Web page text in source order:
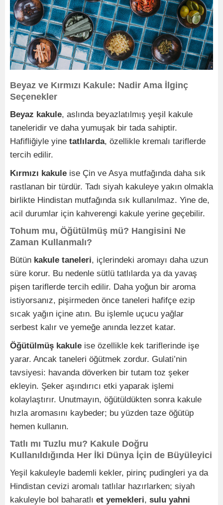
Beyaz ve Kırmızı Kakule: Nadir Ama İlginç
Seçenekler
Beyaz kakule, aslında beyazlatılmış yeşil kakule
taneleridir ve daha yumuşak bir tada sahiptir.
Hafifliğiyle yine tatlılarda, özellikle kremalı tariflerde
tercih edilir.
Kırmızı kakule ise Çin ve Asya mutfağında daha sık
rastlanan bir türdür. Tadı siyah kakuleye yakın olmakla
birlikte Hindistan mutfağında sık kullanılmaz. Yine de,
acil durumlar için kahverengi kakule yerine geçebilir.
Tohum mu, Öğütülmüş mü? Hangisini Ne
Zaman Kullanmalı?
Bütün kakule taneleri, içlerindeki aromayı daha uzun
süre korur. Bu nedenle sütlü tatlılarda ya da yavaş
pişen tariflerde tercih edilir. Daha yoğun bir aroma
istiyorsanız, pişirmeden önce taneleri hafifçe ezip
sıcak yağın içine atın. Bu işlemle uçucu yağlar
serbest kalır ve yemeğe anında lezzet katar.
Öğütülmüş kakule ise özellikle kek tariflerinde işe
yarar. Ancak taneleri öğütmek zordur. Gulati’nin
tavsiyesi: havanda döverken bir tutam toz şeker
ekleyin. Şeker aşındırıcı etki yaparak işlemi
kolaylaştırır. Unutmayın, öğütüldükten sonra kakule
hızla aromasını kaybeder; bu yüzden taze öğütüp
hemen kullanın.
Tatlı mı Tuzlu mu? Kakule Doğru
Kullanıldığında Her İki Dünya İçin de Büyüleyici
Yeşil kakuleyle bademli kekler, pirinç pudingleri ya da
Hindistan cevizi aromalı tatlılar hazırlarken; siyah
kakuleyle bol baharatlı et yemekleri, sulu yahni